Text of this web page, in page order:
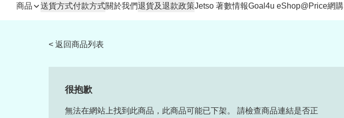
商品 送貨方式付款方式關於我們退貨及退款政策Jetso 著數情報Goal4u eShop@Price網購
< 返回商品列表
很抱歉
無法在網站上找到此商品，此商品可能已下架。 請檢查商品連結是否正